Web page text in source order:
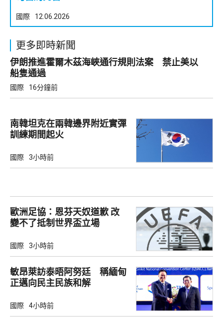
國際 12.06.2026
更多即時新聞
伊朗推進霍爾木茲海峽通行規則法案 禁止美以
船隻通過
國際 16分鐘前
南韓坦克在兩韓邊界附近實彈
訓練期間起火
國際 3小時前
歐洲足協：恩芬天奴道歉 改
變不了抵制世界盃立場
國際 3小時前
敏昂萊訪泰晤阿努廷 稱緬甸
正邁向民主民族和解
國際 4小時前